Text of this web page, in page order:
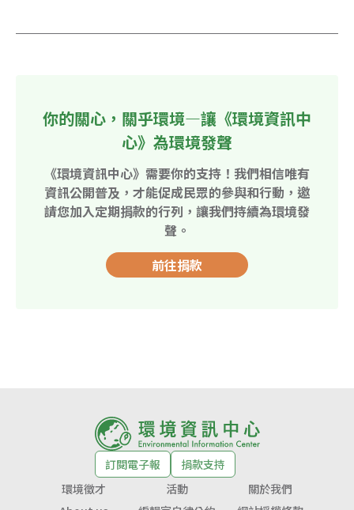
你的關心，關乎環境—讓《環境資訊中
心》為環境發聲
《環境資訊中心》需要你的支持！我們相信唯有
資訊公開普及，才能促成民眾的參與和行動，邀
請您加入定期捐款的行列，讓我們持續為環境發
聲。
前往捐款
訂閱電子報
捐款支持
環境徵才
活動
關於我們